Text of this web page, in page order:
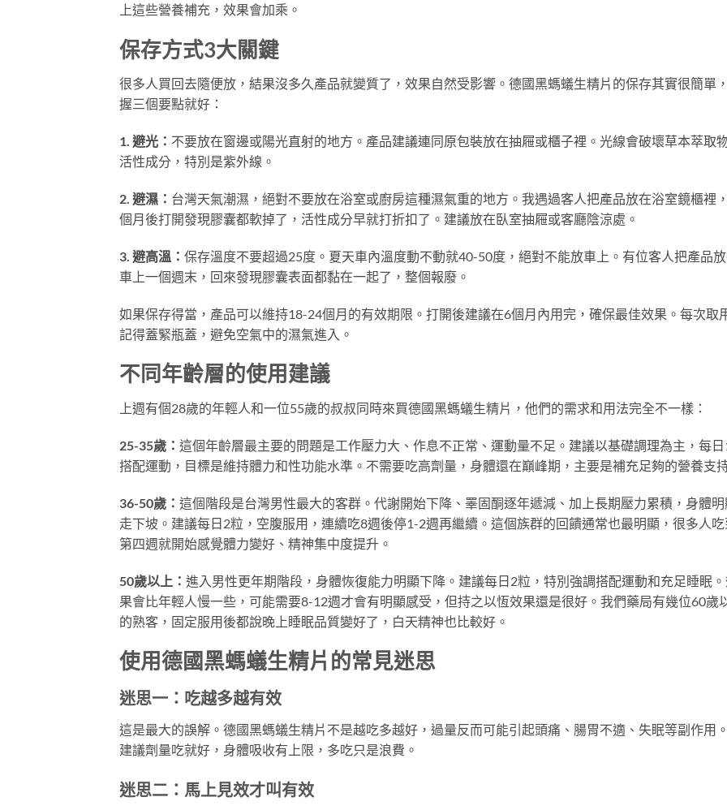
上這些營養補充，效果會加乘。
保存方式3大關鍵
很多人買回去隨便放，結果沒多久產品就變質了，效果自然受影響。德國黑螞蟻生精片的保存其實很簡單
握三個要點就好：
1. 避光： 不要放在窗邊或陽光直射的地方。產品建議連同原包裝放在抽屜或櫃子裡。光線會破壞草本萃取
活性成分，特別是紫外線。
2. 避濕： 台灣天氣潮濕，絕對不要放在浴室或廚房這種濕氣重的地方。我遇過客人把產品放在浴室鏡櫃裡
個月後打開發現膠囊都軟掉了，活性成分早就打折扣了。建議放在臥室抽屜或客廳陰涼處。
3. 避高溫： 保存溫度不要超過25度。夏天車內溫度動不動就40-50度，絕對不能放車上。有位客人把產品
車上一個週末，回來發現膠囊表面都黏在一起了，整個報廢。
如果保存得當，產品可以維持18-24個月的有效期限。打開後建議在6個月內用完，確保最佳效果。每次取
記得蓋緊瓶蓋，避免空氣中的濕氣進入。
不同年齡層的使用建議
上週有個28歲的年輕人和一位55歲的叔叔同時來買德國黑螞蟻生精片，他們的需求和用法完全不一樣：
25-35歲： 這個年齡層最主要的問題是工作壓力大、作息不正常、運動量不足。建議以基礎調理為主，每日
搭配運動，目標是維持體力和性功能水準。不需要吃高劑量，身體還在巔峰期，主要是補充足夠的營養支
36-50歲： 這個階段是台灣男性最大的客群。代謝開始下降、睪固酮逐年遞減、加上長期壓力累積，身體
走下坡。建議每日2粒，空腹服用，連續吃8週後停1-2週再繼續。這個族群的回饋通常也最明顯，很多人吃
第四週就開始感覺體力變好、精神集中度提升。
50歲以上： 進入男性更年期階段，身體恢復能力明顯下降。建議每日2粒，特別強調搭配運動和充足睡眠
果會比年輕人慢一些，可能需要8-12週才會有明顯感受，但持之以恆效果還是很好。我們藥局有幾位60歲
的熟客，固定服用後都說晚上睡眠品質變好了，白天精神也比較好。
使用德國黑螞蟻生精片的常見迷思
迷思一：吃越多越有效
這是最大的誤解。德國黑螞蟻生精片不是越吃多越好，過量反而可能引起頭痛、腸胃不適、失眠等副作用
建議劑量吃就好，身體吸收有上限，多吃只是浪費。
迷思二：馬上見效才叫有效